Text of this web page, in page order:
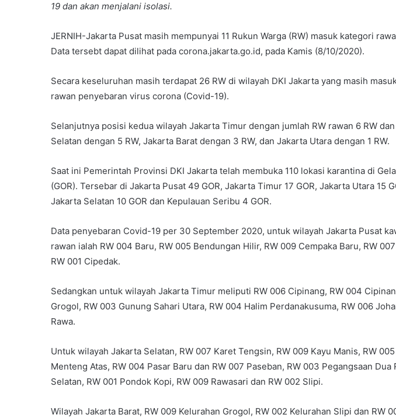
19 dan akan menjalani isolasi.
JERNIH-Jakarta Pusat masih mempunyai 11 Rukun Warga (RW) masuk kategori
Data tersebt dapat dilihat pada corona.jakarta.go.id, pada Kamis (8/10/2020).
Secara keseluruhan masih terdapat 26 RW di wilayah DKI Jakarta yang masih
rawan penyebaran virus corona (Covid-19).
Selanjutnya posisi kedua wilayah Jakarta Timur dengan jumlah RW rawan 6 RW
Selatan dengan 5 RW, Jakarta Barat dengan 3 RW, dan Jakarta Utara dengan 1 RW.
Saat ini Pemerintah Provinsi DKI Jakarta telah membuka 110 lokasi karantina di
(GOR). Tersebar di Jakarta Pusat 49 GOR, Jakarta Timur 17 GOR, Jakarta Utara 15
Jakarta Selatan 10 GOR dan Kepulauan Seribu 4 GOR.
Data penyebaran Covid-19 per 30 September 2020, untuk wilayah Jakarta Pusat
rawan ialah RW 004 Baru, RW 005 Bendungan Hilir, RW 009 Cempaka Baru, RW
RW 001 Cipedak.
Sedangkan untuk wilayah Jakarta Timur meliputi RW 006 Cipinang, RW 004
Grogol, RW 003 Gunung Sahari Utara, RW 004 Halim Perdanakusuma, RW 006
Rawa.
Untuk wilayah Jakarta Selatan, RW 007 Karet Tengsin, RW 009 Kayu Manis, RW
Menteng Atas, RW 004 Pasar Baru dan RW 007 Paseban, RW 003 Pegangsaan Dua
Selatan, RW 001 Pondok Kopi, RW 009 Rawasari dan RW 002 Slipi.
Wilayah Jakarta Barat, RW 009 Kelurahan Grogol, RW 002 Kelurahan Slipi dan RW